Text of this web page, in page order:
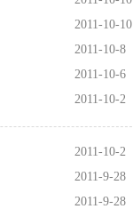
2011-10-10
2011-10-8
2011-10-6
2011-10-2
2011-10-2
2011-9-28
2011-9-28